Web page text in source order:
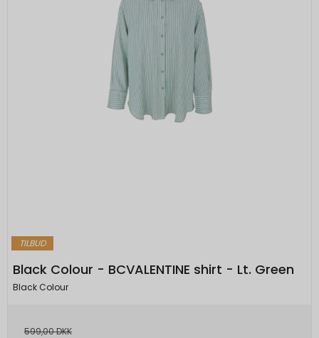
TILBUD
Black Colour - BCVALENTINE shirt - Lt. Green
Black Colour
599,00 DKK